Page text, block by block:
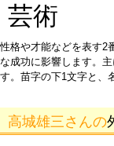
芸術
性格や才能などを表す2
な成功に影響します。
す。苗字の下1文字と、
高城雄三さんの